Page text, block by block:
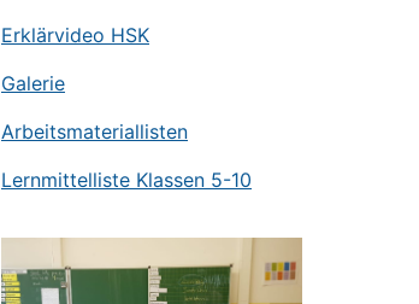
Erklärvideo HSK
Galerie
Arbeitsmateriallisten
Lernmittelliste Klassen 5-10